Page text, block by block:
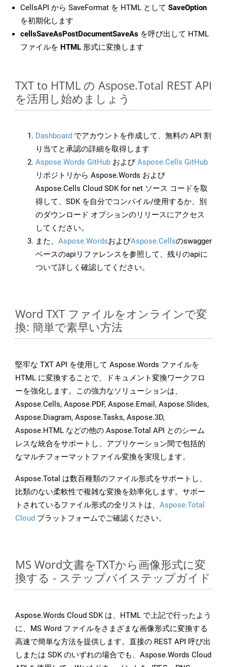
CellsAPI から SaveFormat を HTML として SaveOption
を初期化します
cellsSaveAsPostDocumentSaveAs を呼び出して HTML
ファイルを HTML 形式に変換します
TXT to HTML の Aspose.Total REST API
を活用し始めましょう
Dashboard でアカウントを作成して、無料の API 割
り当てと承認の詳細を取得します
Aspose.Words GitHub およびAspose.Cells GitHub
リポジトリから Aspose.Words および
Aspose.Cells Cloud SDK for net ソース コードを取
得して、SDK を自分でコンパイル/使用するか、別
のダウンロード オプションのリリースにアクセス
してください。
また、 Aspose.WordsおよびAspose.Cellsのswagger
ベースのapiリファレンスを参照して、残りのapiに
ついて詳しく確認してください。
Word TXT ファイルをオンラインで変
換: 簡単で素早い方法
堅牢な TXT API を使用して Aspose.Words ファイルを
HTML に変換することで、ドキュメント変換ワークフロ
ーを強化します。この強力なソリューションは、
Aspose.Cells, Aspose.PDF, Aspose.Email, Aspose.Slides,
Aspose.Diagram, Aspose.Tasks, Aspose.3D,
Aspose.HTML などの他の Aspose.Total API とのシーム
レスな統合をサポートし、アプリケーション間で包括的
なマルチフォーマットファイル変換を実現します。
Aspose.Total は数百種類のファイル形式をサポートし、
比類のない柔軟性で複雑な変換を効率化します。サポー
トされているファイル形式の全リストは、 Aspose.Total
Cloud プラットフォームでご確認ください。
MS Word文書をTXTから画像形式に変
換する - ステップバイステップガイド
Aspose.Words Cloud SDK は、HTML で上記で行ったよう
に、MS Word ファイルをさまざまな画像形式に変換する
高速で簡単な方法を提供します。直接の REST API 呼び出
しまたは SDK のいずれの場合でも、Aspose.Words Cloud